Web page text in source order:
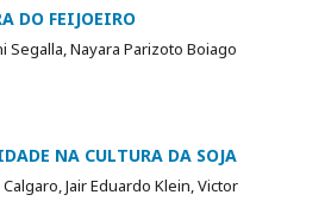
DO FEIJOEIRO
Segalla, Nayara Parizoto Boiago
NA CULTURA DA SOJA
Jair Eduardo Klein, Victor